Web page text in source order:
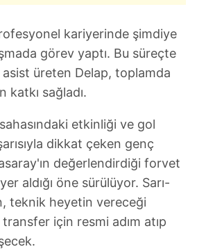
yapılması, amaçlarıyla
dahilinde kullanılacaktır.
aşağıda yer alan panel
Çerezlere ilişkin detaylı bilgi
tıklayabilir,Çerez Bilgilendirme
Korunması Kanunu uyarınca
Metnimizi okumak ve sitemizde
kullanılan çerezlerle ilgili bilgi
kariyerinde şimdiye
görev yaptı. Bu süreçte
üreten Delap, toplamda
katkı sağladı.
etkinliği ve gol
dikkat çeken genç
değerlendirdiği forvet
aldığı öne sürülüyor. Sarı-
teknik heyetin vereceği
için resmi adım atıp